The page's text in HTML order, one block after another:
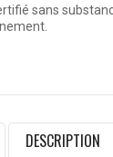
sans
DESCRIPTION